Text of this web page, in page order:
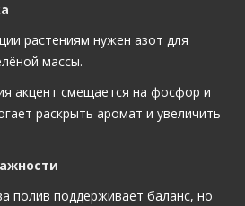
растениям нужен азот для
массы.
акцент смещается на фосфор и
раскрыть аромат и увеличить
полив поддерживает баланс, но